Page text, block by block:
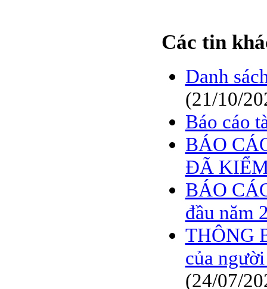
Các tin
Danh
(21/10/
Báo cáo
BÁO
ĐÃ
BÁO
đầu năm
THÔNG
của
(24/07/